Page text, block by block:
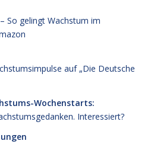
So gelingt Wachstum im
auf „Die Deutsche
Wochenstarts:
. Interessiert?